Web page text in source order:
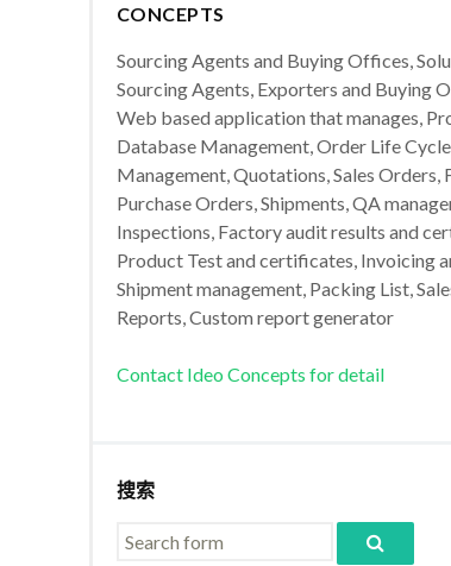
CONCEPTS
Sourcing Agents and Buying Offices,
Sourcing Agents, Exporters and Buying
Web based application that manages,
Database Management, Order Life Cycle
Management, Quotations, Sales Orders,
Purchase Orders, Shipments, QA
Inspections, Factory audit results and
Product Test and certificates, Invoicing
Shipment management, Packing List,
Reports, Custom report generator
Contact Ideo Concepts for detail
搜索